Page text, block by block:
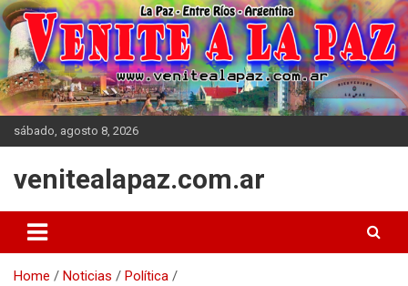
Skip
to
content
sábado, agosto 8, 2026
venitealapaz.com.ar
Home Noticias
Política